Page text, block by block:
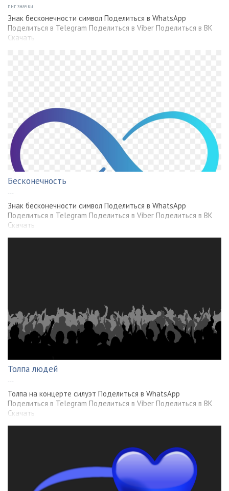
пнг значки
Знак бесконечности символ Поделиться в WhatsApp
Поделиться в Telegram Поделиться в Viber Поделиться в ВК
Скачать
Бесконечность
---
Знак бесконечности символ Поделиться в WhatsApp
Поделиться в Telegram Поделиться в Viber Поделиться в ВК
Скачать
Толпа людей
---
Толпа на концерте силуэт Поделиться в WhatsApp
Поделиться в Telegram Поделиться в Viber Поделиться в ВК
Скачать